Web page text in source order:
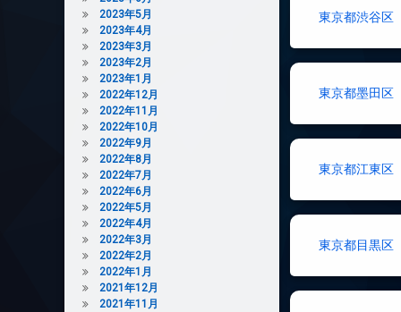
東京都渋谷区
東京都墨田区
東京都江東区
東京都目黒区
2023年5月
2023年4月
2023年3月
2023年2月
2023年1月
2022年12月
2022年11月
2022年10月
2022年9月
2022年8月
2022年7月
2022年6月
2022年5月
2022年4月
2022年3月
2022年2月
2022年1月
2021年12月
2021年11月